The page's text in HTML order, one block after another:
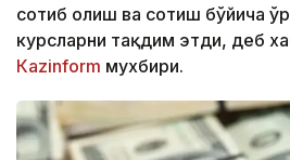
сотиб олиш ва сотиш бўйича
курсларни тақдим этди, деб
Кazinform мухбири.